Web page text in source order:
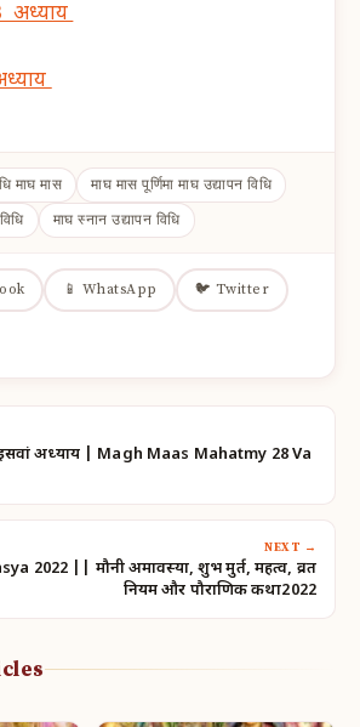
अध्याय
माघ मास
माघ मास पूर्णिमा माघ उद्यापन विधि
माघ स्नान उद्यापन विधि
📱 WhatsApp 🐦 Twitter
अध्याय | Magh Maas Mahatmy 28 Va
NEXT →
2022 || मौनी अमावस्या, शुभ मुहूर्त, महत्व, व्रत
नियम और पौराणिक कथा2022